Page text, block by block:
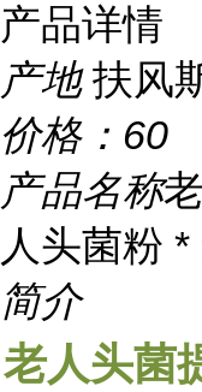
产品详情
产地 扶风
价格： 60
产品名称
人头菌粉 *
简介
老人头菌